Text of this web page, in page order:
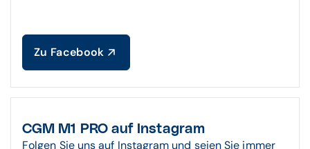
Zu Facebook
CGM M1 PRO auf Instagram
Folgen Sie uns auf Instagram und seien Sie immer